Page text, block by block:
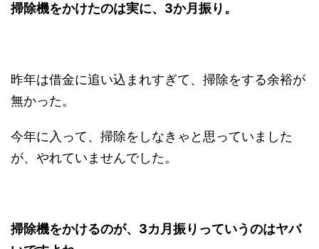
掃除機をかけたのは実に、3か月振り。
昨年は借金に追い込まれすぎて、掃除をする余裕が
無かった。
今年に入って、掃除をしなきゃと思っていました
が、やれていませんでした。
掃除機をかけるのが、3カ月振りっていうのはヤバ